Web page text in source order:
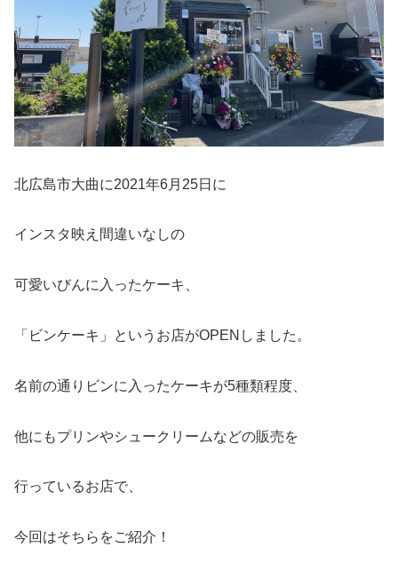
北広島市大曲に2021年6月25日に
インスタ映え間違いなしの
可愛いびんに入ったケーキ、
「ビンケーキ」というお店がOPENしました。
名前の通りビンに入ったケーキが5種類程度、
他にもプリンやシュークリームなどの販売を
行っているお店で、
今回はそちらをご紹介！